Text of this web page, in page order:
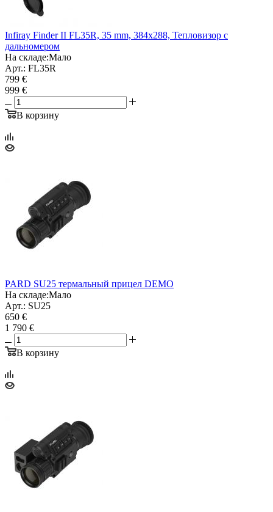
Infiray Finder II FL35R, 35 mm, 384x288, Тепловизор с
дальномером
На складе:Мало
Арт.: FL35R
799 €
999 €
В корзину
PARD SU25 термальный прицел DEMO
На складе:Мало
Арт.: SU25
650 €
1 790 €
В корзину